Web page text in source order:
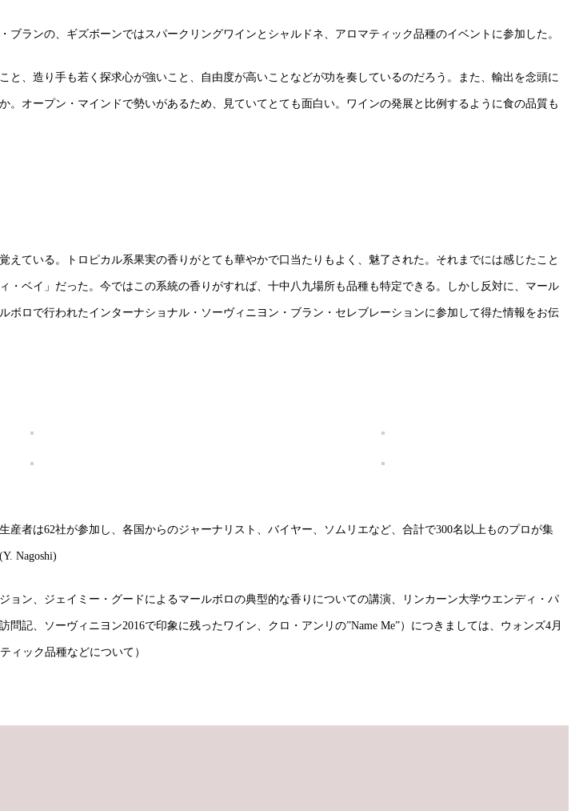
ランの、ギズボーンではスパークリングワインとシャルドネ、アロマティック品種のイベントに参加した。
、造り手も若く探求心が強いこと、自由度が高いことなどが功を奏しているのだろう。また、輸出を念頭に
オープン・マインドで勢いがあるため、見ていてとても面白い。ワインの発展と比例するように食の品質も
ている。トロピカル系果実の香りがとても華やかで口当たりもよく、魅了された。それまでには感じたこと
ベイ」だった。今ではこの系統の香りがすれば、十中八九場所も品種も特定できる。しかし反対に、マール
ロで行われたインターナショナル・ソーヴィニヨン・ブラン・セレブレーションに参加して得た情報をお伝
者は62社が参加し、各国からのジャーナリスト、バイヤー、ソムリエなど、合計で300名以上ものプロが集
Nagoshi)
ン、ジェイミー・グードによるマールボロの典型的な香りについての講演、リンカーン大学ウエンディ・パ
記、ソーヴィニヨン2016で印象に残ったワイン、クロ・アンリの”Name Me”）につきましては、ウォンズ4月
ィック品種などについて）